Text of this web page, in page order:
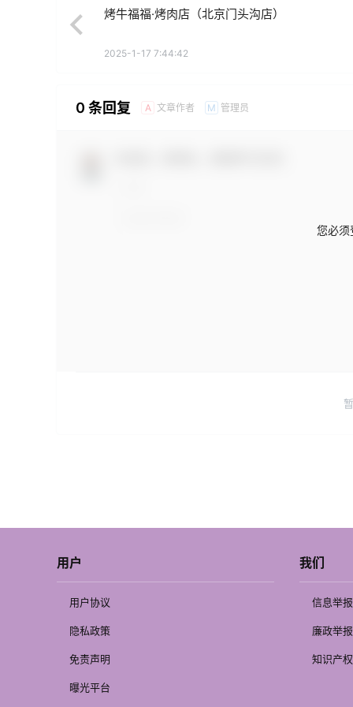
烤牛福福·烤肉店（北京门头沟店）
2025-1-17 7:44:42
0 条回复 A 文章作者 M 管理员
您必须
用户
用户协议
隐私政策
免责声明
曝光平台
我们
信息举报
廉政举报
知识产